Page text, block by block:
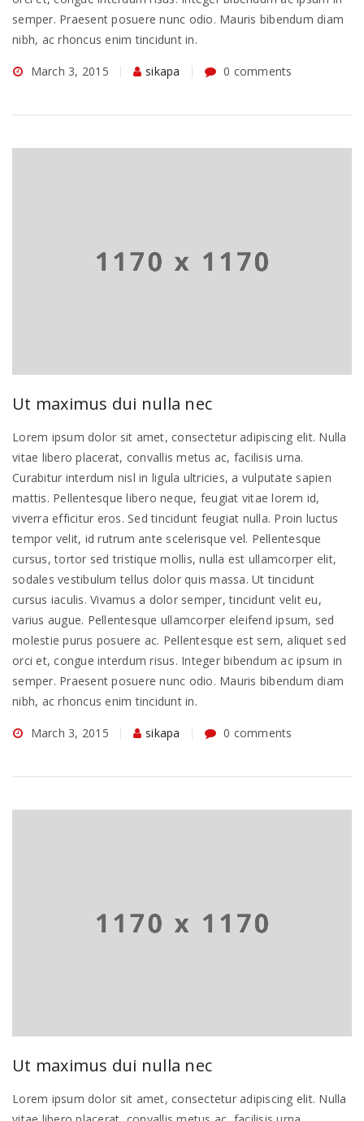
semper. Praesent posuere nunc odio. Mauris bibendum diam
nibh, ac rhoncus enim tincidunt in.
March 3, 2015 sikapa 0 comments
Ut maximus dui nulla nec
Lorem ipsum dolor sit amet, consectetur adipiscing elit. Nulla
vitae libero placerat, convallis metus ac, facilisis urna.
Curabitur interdum nisl in ligula ultricies, a vulputate sapien
mattis. Pellentesque libero neque, feugiat vitae lorem id,
viverra efficitur eros. Sed tincidunt feugiat nulla. Proin luctus
tempor velit, id rutrum ante scelerisque vel. Pellentesque
cursus, tortor sed tristique mollis, nulla est ullamcorper elit,
sodales vestibulum tellus dolor quis massa. Ut tincidunt
cursus iaculis. Vivamus a dolor semper, tincidunt velit eu,
varius augue. Pellentesque ullamcorper eleifend ipsum, sed
molestie purus posuere ac. Pellentesque est sem, aliquet sed
orci et, congue interdum risus. Integer bibendum ac ipsum in
semper. Praesent posuere nunc odio. Mauris bibendum diam
nibh, ac rhoncus enim tincidunt in.
March 3, 2015 sikapa 0 comments
Ut maximus dui nulla nec
Lorem ipsum dolor sit amet, consectetur adipiscing elit. Nulla